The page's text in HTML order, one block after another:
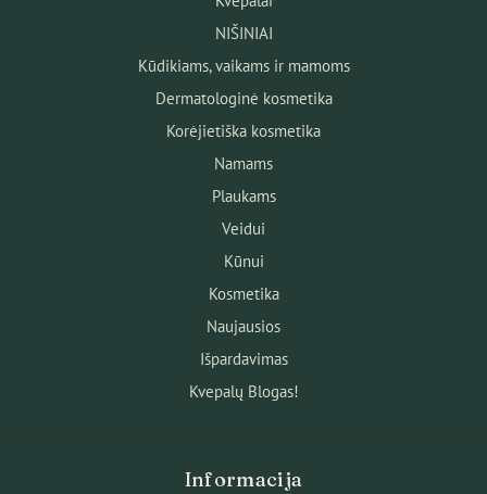
NIŠINIAI
Kūdikiams, vaikams ir mamoms
Dermatologinė kosmetika
Korėjietiška kosmetika
Namams
Plaukams
Veidui
Kūnui
Kosmetika
Naujausios
Išpardavimas
Kvepalų Blogas!
Informacija